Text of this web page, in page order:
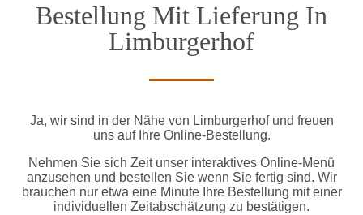
Bestellung Mit Lieferung In
Limburgerhof
Ja, wir sind in der Nähe von Limburgerhof und freuen
uns auf Ihre Online-Bestellung.
Nehmen Sie sich Zeit unser interaktives Online-Menü
anzusehen und bestellen Sie wenn Sie fertig sind. Wir
brauchen nur etwa eine Minute Ihre Bestellung mit einer
individuellen Zeitabschätzung zu bestätigen.